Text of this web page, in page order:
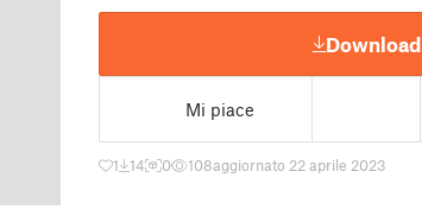
Download
Mi piace
1 14 0 108aggiornato 22 aprile 2023